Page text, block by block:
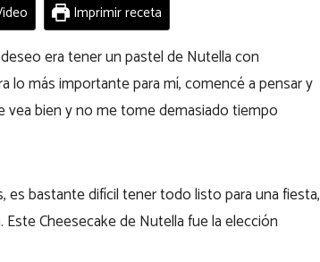
Imprimir receta
era tener un pastel de Nutella con
lo más importante para mí, comencé a pensar y
vea bien y no me tome demasiado tiempo
bastante difícil tener todo listo para una fiesta,
Cheesecake de Nutella fue la elección